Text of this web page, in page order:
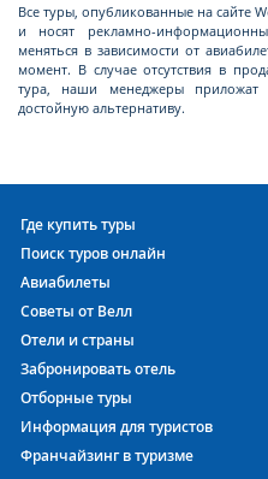
Все туры, опубликованные на сайте
и носят рекламно-
меняться в зависимости от
момент. В случае отсутствия в
тура, наши менеджеры
достойную альтернативу.
Где купить туры
Поиск туров онлайн
Авиабилеты
Советы от Велл
Отели и страны
Забронировать отель
Отборные туры
Информация для туристов
Франчайзинг в туризме